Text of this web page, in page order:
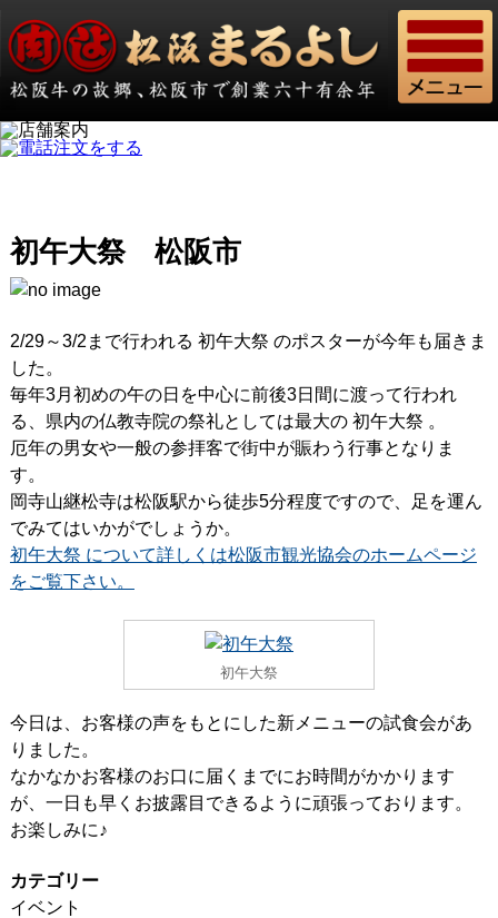
初午大祭 松阪市
2/29～3/2まで行われる 初午大祭 のポスターが今年も届きま
した。
毎年3月初めの午の日を中心に前後3日間に渡って行われ
る、県内の仏教寺院の祭礼としては最大の 初午大祭 。
厄年の男女や一般の参拝客で街中が賑わう行事となりま
す。
岡寺山継松寺は松阪駅から徒歩5分程度ですので、足を運ん
でみてはいかがでしょうか。
初午大祭 について詳しくは松阪市観光協会のホームページ
をご覧下さい。
初午大祭
今日は、お客様の声をもとにした新メニューの試食会があ
りました。
なかなかお客様のお口に届くまでにお時間がかかります
が、一日も早くお披露目できるように頑張っております。
お楽しみに♪
カテゴリー
イベント